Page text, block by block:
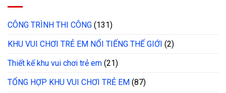
CÔNG TRÌNH THI CÔNG (131)
KHU VUI CHƠI TRẺ EM NỔI TIẾNG THẾ GIỚI (2)
Thiết kế khu vui chơi trẻ em (21)
TỔNG HỢP KHU VUI CHƠI TRẺ EM (87)